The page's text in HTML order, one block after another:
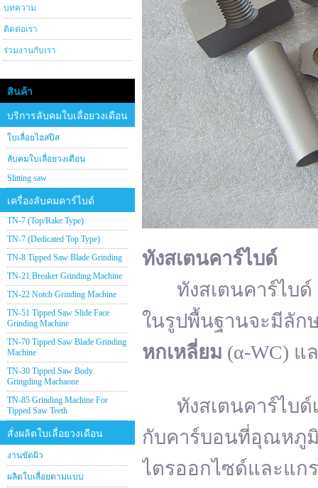
บทความ
ติดต่อเรา
ร่วมงานกับเรา
สินค้า
บริการลับคมใบเลื่อยวงเดือน
ใบเลื่อยไฮสปีส
ลับคมใบเลื่อยวงเดือน
Slitting saw
เครื่องลับคมคาร์ไบด์
TN-7 (Top/Rake Type)
TN-7 (Dedicated Top Type)
TN-8 Tipped Saw Blade Grinding
TN-21 Breaker Grinding Machine
TN-22 Notch Grinding Machine
TN-51 Tipped Saw Slide Face
Grinding Machine
TN-70 Tipped Saw Blade Grinding
Machine
TN-30 Tipped Saw Body
Gringding Machaone
TN-85 Grinding Machine For
Tipped Saw Teeth
สั่งผลิตใบเลื่อยวงเดือน
งานขัดผิว
ผลิตใบเลื่อยตามแบบ
ทังสเตนคาร์ไบด์
ทังสเตนคาร์ไบด์ (
ในรูปพื้นฐานจะมีลัก
หกเหลี่ยม (α-WC) แ
ทังสเตนคาร์ไบด์เ
กับคาร์บอนที่อุณหภูมิ
ไตรออกไซด์และแก